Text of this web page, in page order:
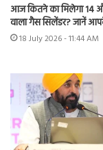
आज कितने का मिलेगा 14
वाला गैस सिलेंडर? जानें
18 July 2026 - 11:44 AM